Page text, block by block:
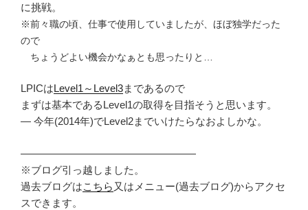
に挑戦。
※前々職の頃、仕事で使用していましたが、ほぼ独学だった
ので
ちょうどよい機会かなぁとも思ったりと…
LPICはLevel1～Level3まであるので
まずは基本であるLevel1の取得を目指そうと思います。
— 今年(2014年)でLevel2までいけたらなおよしかな。
—————————————————
※ブログ引っ越しました。
過去ブログはこちら 又はメニュー(過去ブログ)からアクセ
スできます。